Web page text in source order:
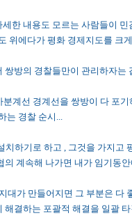
한 내용도 모르는 사람들이
위에다가 평화 경제지도를 크
쌍방의 경찰들만이 관리하자는
분계선 경계선을 쌍방이 다 포
는 경찰 순시...
치하기로 하고 , 그것을 가지고
의 계속해 나가면 내가 임기동
대가 만들어지면 그 부분은 다
해결하는 포괄적 해결을 일괄